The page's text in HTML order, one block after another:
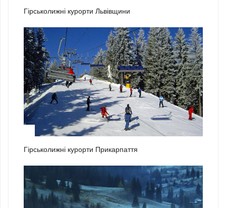
Гірськолижні курорти Львівщини
Гірськолижні курорти Прикарпаття